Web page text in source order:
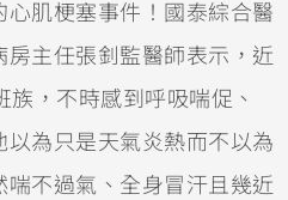
肌梗塞事件！國泰綜合醫
房主任張釗監醫師表示，近
族，不時感到呼吸喘促、
為只是天氣炎熱而不以為
不過氣、全身冒汗且幾近